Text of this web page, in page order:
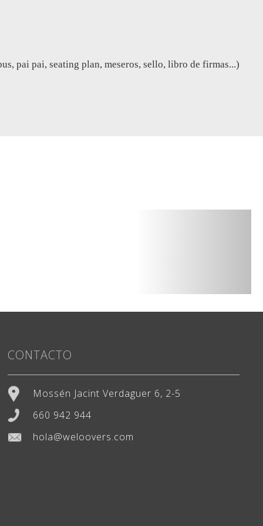
pai pai, seating plan, meseros, sello, libro de firmas...)
CONTACTO
Mossén Jacint Verdaguer 6, 2-5
660 942 944
hola@weloovers.com